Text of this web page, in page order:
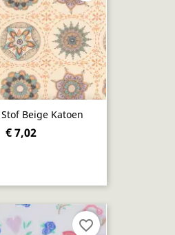
Beige Katoen
€ 7,02
favorite_border